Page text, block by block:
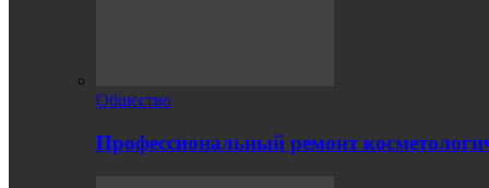
Общество
Профессиональный ремонт